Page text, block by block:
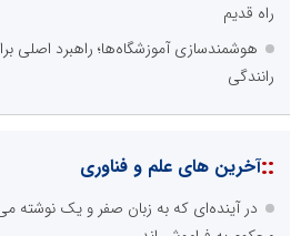
راه قدیم
هوشمندسازی آموزشگاه‌ها؛ راهبرد اصلی
رانندگی
::آخرین های علم و فناوری
در آینده‌ای که به زبان صفر و یک نوشته